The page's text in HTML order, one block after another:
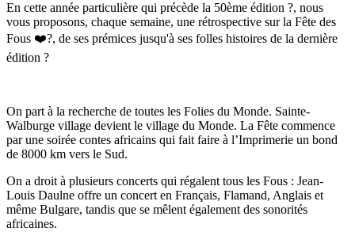
En cette année particulière qui précède la 50ème édition ?, nous
vous proposons, chaque semaine, une rétrospective sur la Fête des
Fous ❤️?, de ses prémices jusqu'à ses folles histoires de la dernière
édition ?
On part à la recherche de toutes les Folies du Monde. Sainte-
Walburge village devient le village du Monde. La Fête commence
par une soirée contes africains qui fait faire à l’Imprimerie un bond
de 8000 km vers le Sud.
On a droit à plusieurs concerts qui régalent tous les Fous : Jean-
Louis Daulne offre un concert en Français, Flamand, Anglais et
même Bulgare, tandis que se mêlent également des sonorités
africaines.